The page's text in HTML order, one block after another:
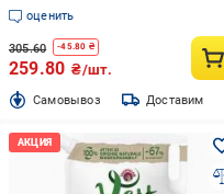
оценить
305.60 -45.80 ₴
259.80 ₴/шт.
Cамовывоз Доставим